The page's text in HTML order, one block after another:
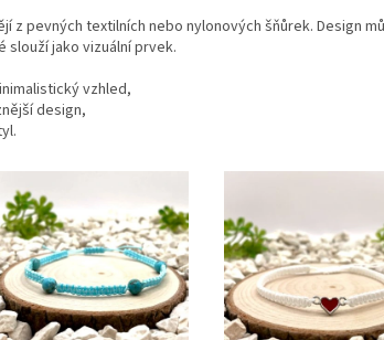
z pevných textilních nebo nylonových šňůrek. Design
slouží jako vizuální prvek.
vzhled,
design,